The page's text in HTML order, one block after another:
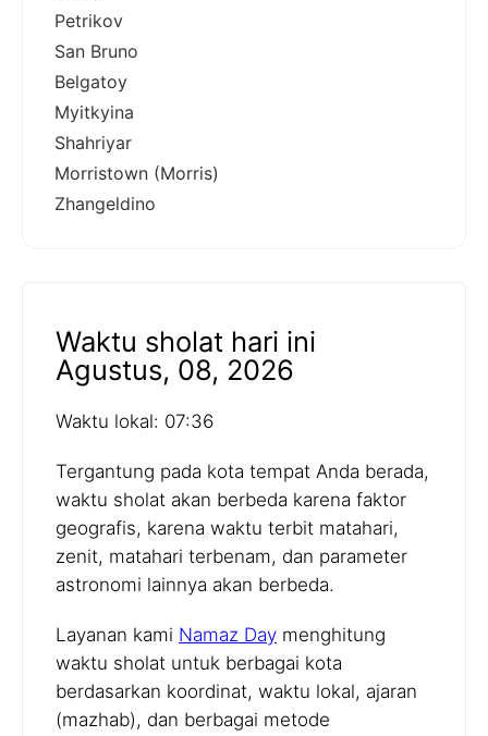
Petrikov
San Bruno
Belgatoy
Myitkyina
Shahriyar
Morristown (Morris)
Zhangeldino
Waktu sholat hari ini
Agustus, 08, 2026
Waktu lokal: 07:36
Tergantung pada kota tempat Anda berada,
waktu sholat akan berbeda karena faktor
geografis, karena waktu terbit matahari,
zenit, matahari terbenam, dan parameter
astronomi lainnya akan berbeda.
Layanan kami Namaz Day menghitung
waktu sholat untuk berbagai kota
berdasarkan koordinat, waktu lokal, ajaran
(mazhab), dan berbagai metode